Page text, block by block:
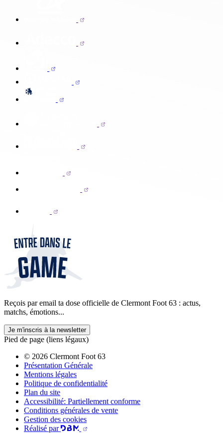
Reçois par email ta dose officielle de Clermont Foot 63 : actus,
matchs, émotions...
Je m'inscris à la newsletter
Pied de page (liens légaux)
© 2026 Clermont Foot 63
Présentation Générale
Mentions légales
Politique de confidentialité
Plan du site
Accessibilité: Partiellement conforme
Conditions générales de vente
Gestion des cookies
Réalisé par